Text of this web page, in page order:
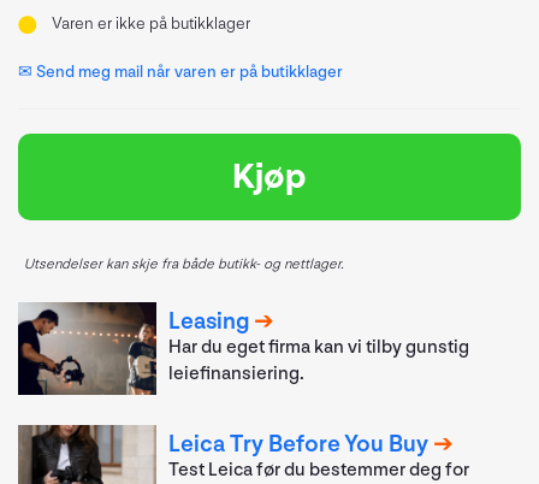
Varen er ikke på butikklager
✉ Send meg mail når varen er på butikklager
Kjøp
Utsendelser kan skje fra både butikk- og nettlager.
Leasing
Har du eget firma kan vi tilby gunstig
leiefinansiering.
Leica Try Before You Buy
Test Leica før du bestemmer deg for